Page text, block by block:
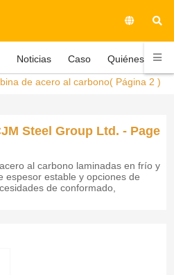
Noticias Caso Quiénes
de acero al carbono( Página 2 )
Steel Group Ltd. - Page
al carbono laminadas en frío y
espesor estable y opciones de
de conformado,